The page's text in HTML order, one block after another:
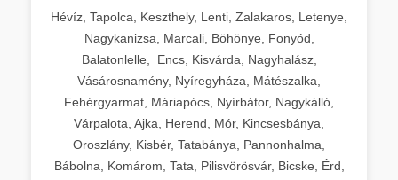
Hévíz, Tapolca, Keszthely, Lenti, Zalakaros, Letenye,
Nagykanizsa, Marcali, Böhönye, Fonyód,
Balatonlelle, Encs, Kisvárda, Nagyhalász,
Vásárosnamény, Nyíregyháza, Mátészalka,
Fehérgyarmat, Máriapócs, Nyírbátor, Nagykálló,
Várpalota, Ajka, Herend, Mór, Kincsesbánya,
Oroszlány, Kisbér, Tatabánya, Pannonhalma,
Bábolna, Komárom, Tata, Pilisvörösvár, Bicske, Érd,